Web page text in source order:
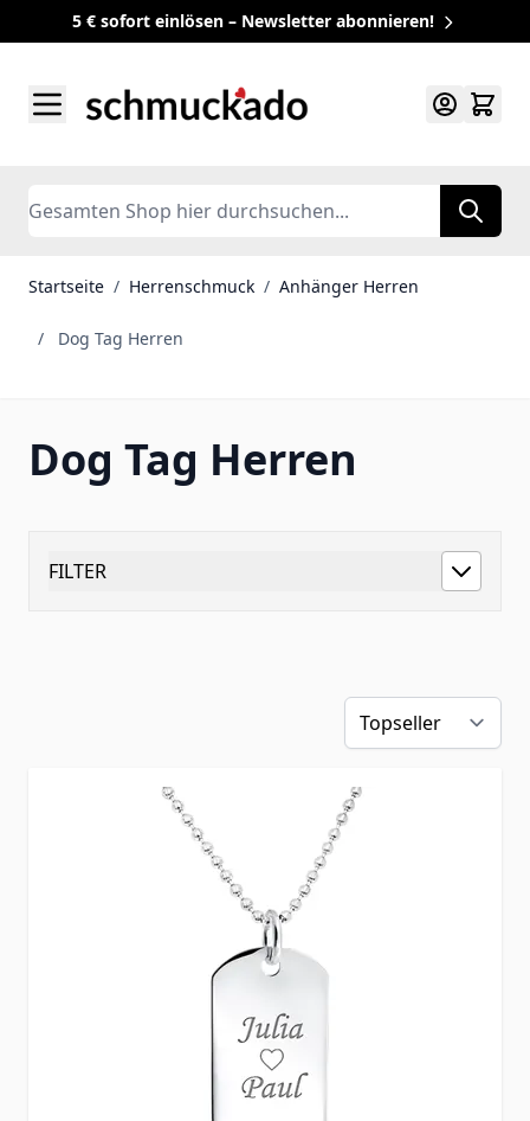
5 € sofort einlösen – Newsletter abonnieren!
Search
Startseite / Herrenschmuck / Anhänger Herren
/ Dog Tag Herren
Dog Tag Herren
FILTER